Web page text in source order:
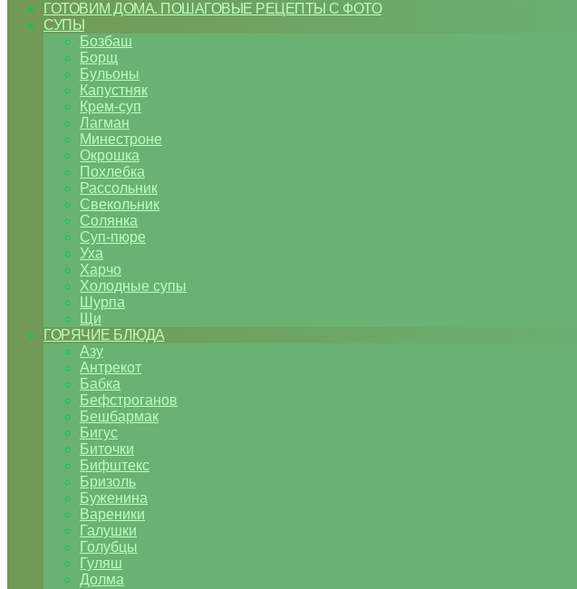
ГОТОВИМ ДОМА. ПОШАГОВЫЕ РЕЦЕПТЫ С ФОТО
СУПЫ
Бозбаш
Борщ
Бульоны
Капустняк
Крем-суп
Лагман
Минестроне
Окрошка
Похлебка
Рассольник
Свекольник
Солянка
Суп-пюре
Уха
Харчо
Холодные супы
Шурпа
Щи
ГОРЯЧИЕ БЛЮДА
Азу
Антрекот
Бабка
Бефстроганов
Бешбармак
Бигус
Биточки
Бифштекс
Бризоль
Буженина
Вареники
Галушки
Голубцы
Гуляш
Долма